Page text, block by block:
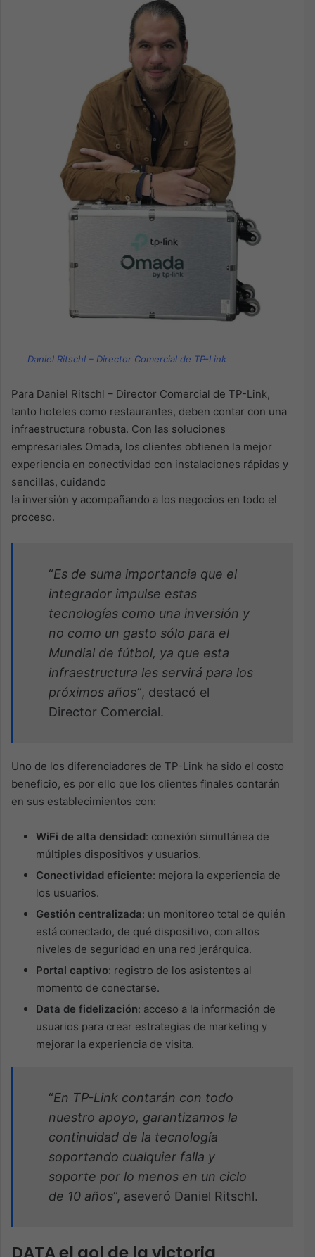
Daniel Ritschl – Director Comercial de TP-Link
Para Daniel Ritschl – Director Comercial de TP-Link,
tanto hoteles como restaurantes, deben contar con una
infraestructura robusta. Con las soluciones
empresariales Omada, los clientes obtienen la mejor
experiencia en conectividad con instalaciones rápidas y
sencillas, cuidando
la inversión y acompañando a los negocios en todo el
proceso.
“Es de suma importancia que el
integrador impulse estas
tecnologías como una inversión y
no como un gasto sólo para el
Mundial de fútbol, ya que esta
infraestructura les servirá para los
próximos años”, destacó el
Director Comercial.
Uno de los diferenciadores de TP-Link ha sido el costo
beneficio, es por ello que los clientes finales contarán
en sus establecimientos con:
WiFi de alta densidad: conexión simultánea de
múltiples dispositivos y usuarios.
Conectividad eficiente: mejora la experiencia de
los usuarios.
Gestión centralizada: un monitoreo total de quién
está conectado, de qué dispositivo, con altos
niveles de seguridad en una red jerárquica.
Portal captivo: registro de los asistentes al
momento de conectarse.
Data de fidelización: acceso a la información de
usuarios para crear estrategias de marketing y
mejorar la experiencia de visita.
“En TP-Link contarán con todo
nuestro apoyo, garantizamos la
continuidad de la tecnología
soportando cualquier falla y
soporte por lo menos en un ciclo
de 10 años”, aseveró Daniel Ritschl.